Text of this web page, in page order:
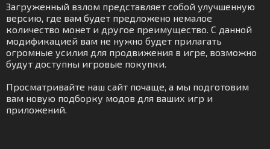
Загруженный взлом представляет собой улучшенную
версию, где вам будет предложено немалое
количество монет и другое преимущество. С данной
модификацией вам не нужно будет прилагать
огромные усилия для продвижения в игре, возможно
будут доступны игровые покупки.
Просматривайте наш сайт почаще, а мы подготовим
вам новую подборку модов для ваших игр и
приложений.